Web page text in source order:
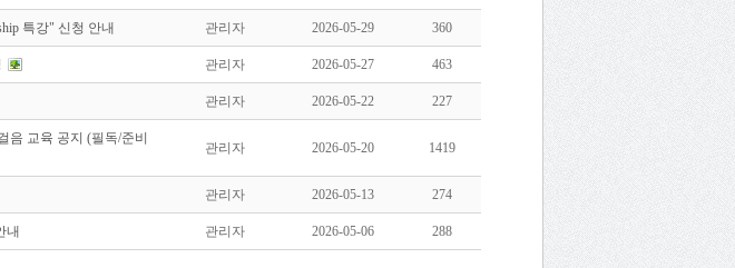
특강" 신청 안내 관리자 2026-05-29 360
관리자 2026-05-27 463
관리자 2026-05-22 227
교육 공지 (필독/준비
관리자 2026-05-20 1419
관리자 2026-05-13 274
내 관리자 2026-05-06 288